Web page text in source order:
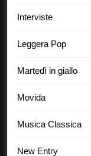
Interviste
Leggera Pop
Martedì in giallo
Movida
Musica Classica
New Entry